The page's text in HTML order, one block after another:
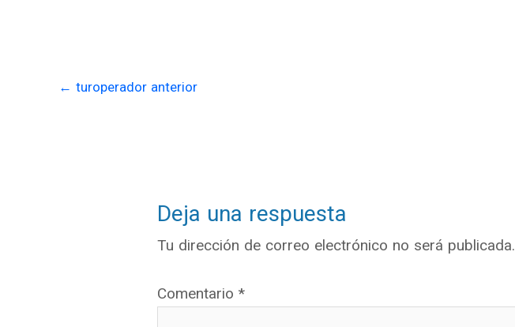
← turoperador anterior
Deja una respuesta
Tu dirección de correo electrónico no será publicada.
Comentario *